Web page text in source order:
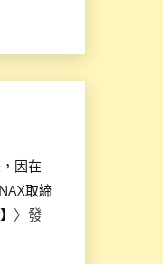
因在
取締
〉發